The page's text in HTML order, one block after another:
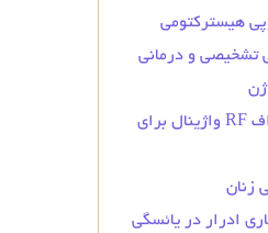
هیسترکتومی
تشخیصی و درمانی
فواید لیزر آر اف RF واژینال برای
زنان
ادرار در یائسگی